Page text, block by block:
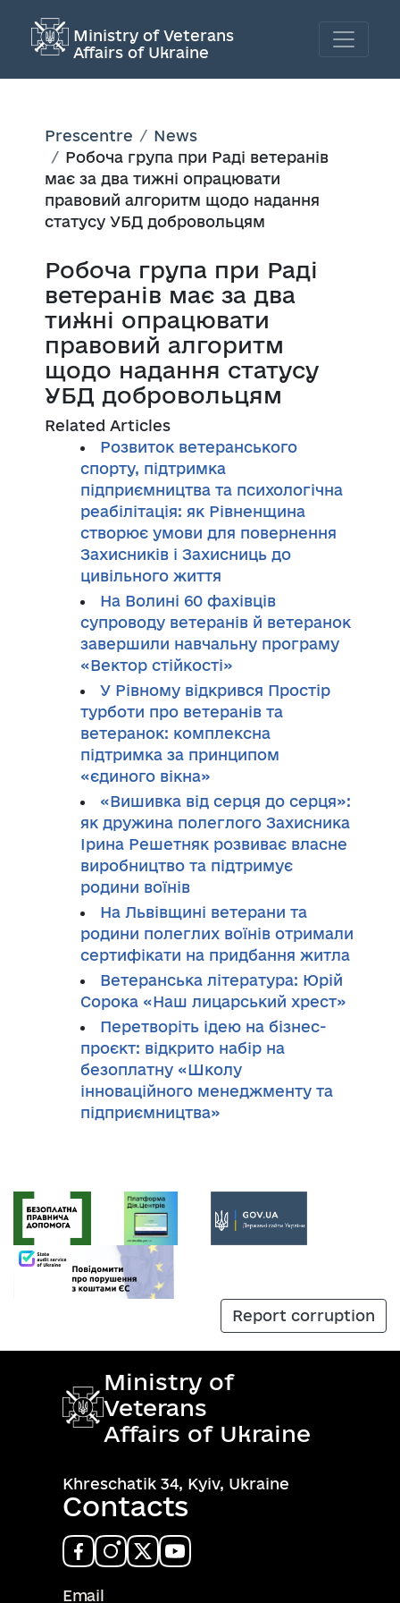
Ministry of Veterans
Affairs of Ukraine
Prescentre
News
Робоча група при Раді ветеранів
має за два тижні опрацювати
правовий алгоритм щодо надання
статусу УБД добровольцям
Робоча група при Раді
ветеранів має за два
тижні опрацювати
правовий алгоритм
щодо надання статусу
УБД добровольцям
Related Articles
Розвиток ветеранського
спорту, підтримка
підприємництва та психологічна
реабілітація: як Рівненщина
створює умови для повернення
Захисників і Захисниць до
цивільного життя
На Волині 60 фахівців
супроводу ветеранів й ветеранок
завершили навчальну програму
«Вектор стійкості»
У Рівному відкрився Простір
турботи про ветеранів та
ветеранок: комплексна
підтримка за принципом
«єдиного вікна»
«Вишивка від серця до серця»:
як дружина полеглого Захисника
Ірина Решетняк розвиває власне
виробництво та підтримує
родини воїнів
На Львівщині ветерани та
родини полеглих воїнів отримали
сертифікати на придбання житла
Ветеранська література: Юрій
Сорока «Наш лицарський хрест»
Перетворіть ідею на бізнес-
проєкт: відкрито набір на
безоплатну «Школу
інноваційного менеджменту та
підприємництва»
Report corruption
Ministry of
Veterans
Affairs of Ukraine
Khreschatik 34, Kyiv, Ukraine
Contacts
Email